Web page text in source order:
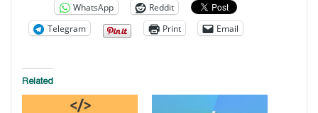
WhatsApp
Reddit
Telegram
Print Email
Related